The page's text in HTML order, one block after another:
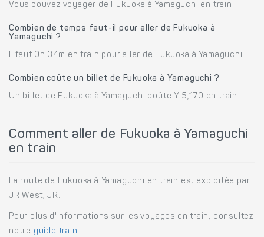
Vous pouvez voyager de Fukuoka à Yamaguchi en train.
Combien de temps faut-il pour aller de Fukuoka à
Yamaguchi ?
Il faut 0h 34m en train pour aller de Fukuoka à Yamaguchi.
Combien coûte un billet de Fukuoka à Yamaguchi ?
Un billet de Fukuoka à Yamaguchi coûte ¥ 5,170 en train.
Comment aller de Fukuoka à Yamaguchi
en train
La route de Fukuoka à Yamaguchi en train est exploitée par :
JR West, JR.
Pour plus d'informations sur les voyages en train, consultez
notre guide train .